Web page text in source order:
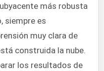
más robusta
siempre es
muy clara de
construida la nube.
los resultados de